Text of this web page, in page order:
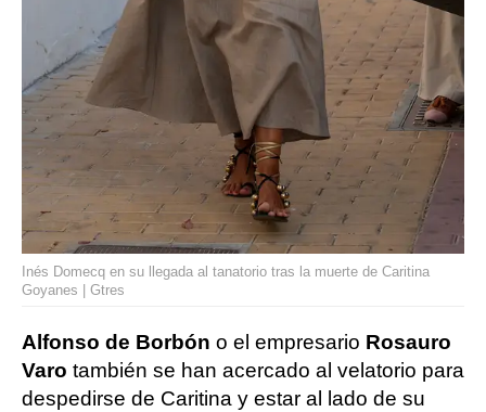
Inés Domecq en su llegada al tanatorio tras la muerte de Caritina
Goyanes | Gtres
Alfonso de Borbón o el empresario Rosauro
Varo también se han acercado al velatorio para
despedirse de Caritina y estar al lado de su